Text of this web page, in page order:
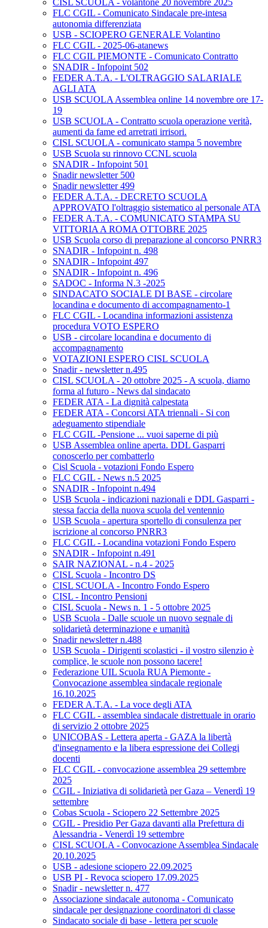
CISL SCUOLA - volantone 20 novembre 2025
FLC CGIL - Comunicato Sindacale pre-intesa
autonomia differenziata
USB - SCIOPERO GENERALE Volantino
FLC CGIL - 2025-06-atanews
FLC CGIL PIEMONTE - Comunicato Contratto
SNADIR - Infopoint 502
FEDER A.T.A. - L'OLTRAGGIO SALARIALE
AGLI ATA
USB SCUOLA Assemblea online 14 novembre ore 17-
19
USB SCUOLA - Contratto scuola operazione verità,
aumenti da fame ed arretrati irrisori.
CISL SCUOLA - comunicato stampa 5 novembre
USB Scuola su rinnovo CCNL scuola
SNADIR - Infopoint 501
Snadir newsletter 500
Snadir newsletter 499
FEDER A.T.A. - DECRETO SCUOLA
APPROVATO l'oltraggio sistematico al personale ATA
FEDER A.T.A. - COMUNICATO STAMPA SU
VITTORIA A ROMA OTTOBRE 2025
USB Scuola corso di preparazione al concorso PNRR3
SNADIR - Infopoint n. 498
SNADIR - Infopoint 497
SNADIR - Infopoint n. 496
SADOC - Informa N.3 -2025
SINDACATO SOCIALE DI BASE - circolare
locandina e documento di accompagnamento-1
FLC CGIL - Locandina informazioni assistenza
procedura VOTO ESPERO
USB - circolare locandina e documento di
accompagnamento
VOTAZIONI ESPERO CISL SCUOLA
Snadir - newsletter n.495
CISL SCUOLA - 20 ottobre 2025 - A scuola, diamo
forma al futuro - News dal sindacato
FEDER ATA - La dignità calpestata
FEDER ATA - Concorsi ATA triennali - Si con
adeguamento stipendiale
FLC CGIL -Pensione ... vuoi saperne di più
USB Assemblea online aperta. DDL Gasparri
conoscerlo per combatterlo
Cisl Scuola - votazioni Fondo Espero
FLC CGIL - News n.5 2025
SNADIR - Infopoint n.494
USB Scuola - indicazioni nazionali e DDL Gasparri -
stessa faccia della nuova scuola del ventennio
USB Scuola - apertura sportello di consulenza per
iscrizione al concorso PNRR3
FLC CGIL - Locandina votazioni Fondo Espero
SNADIR - Infopoint n.491
SAIR NAZIONAL - n.4 - 2025
CISL Scuola - Incontro DS
CISL SCUOLA - Incontro Fondo Espero
CISL - Incontro Pensioni
CISL Scuola - News n. 1 - 5 ottobre 2025
USB Scuola - Dalle scuole un nuovo segnale di
solidarietà determinazione e umanità
Snadir newsletter n.488
USB Scuola - Dirigenti scolastici - il vostro silenzio è
complice, le scuole non possono tacere!
Federazione UIL Scuola RUA Piemonte -
Convocazione assemblea sindacale regionale
16.10.2025
FEDER A.T.A. - La voce degli ATA
FLC CGIL - assemblea sindacale distrettuale in orario
di servizio 2 ottobre 2025
UNICOBAS - Lettera aperta - GAZA la libertà
d'insegnamento e la libera espressione dei Collegi
docenti
FLC CGIL - convocazione assemblea 29 settembre
2025
CGIL - Iniziativa di solidarietà per Gaza – Venerdì 19
settembre
Cobas Scuola - Sciopero 22 Settembre 2025
CGIL - Presidio Per Gaza davanti alla Prefettura di
Alessandria - Venerdì 19 settembre
CISL SCUOLA - Convocazione Assemblea Sindacale
20.10.2025
USB - adesione sciopero 22.09.2025
USB PI - Revoca sciopero 17.09.2025
Snadir - newsletter n. 477
Associazione sindacale autonoma - Comunicato
sindacale per designazione coordinatori di classe
Sindacato sociale di base - lettera per scuole